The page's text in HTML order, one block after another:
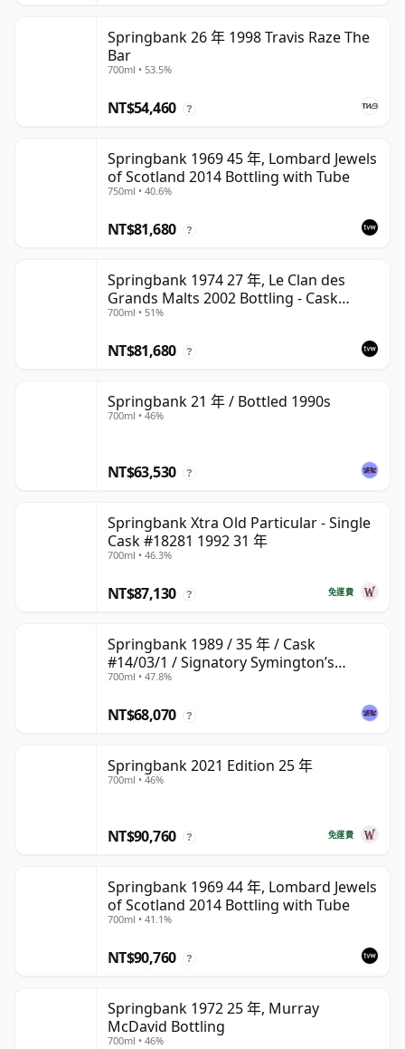
Springbank 26 年 1998 Travis Raze The
Bar
700ml • 53.5%
NT$54,460 ?
Springbank 1969 45 年, Lombard Jewels
of Scotland 2014 Bottling with Tube
750ml • 40.6%
NT$81,680 ?
Springbank 1974 27 年, Le Clan des
Grands Malts 2002 Bottling - Cask
#2284
700ml • 51%
NT$81,680 ?
Springbank 21 年 / Bottled 1990s
700ml • 46%
NT$63,530 ?
Springbank Xtra Old Particular - Single
Cask #18281 1992 31 年
700ml • 46.3%
免運費
NT$87,130 ?
Springbank 1989 / 35 年 / Cask
#14/03/1 / Signatory Symington’s
Choice
700ml • 47.8%
NT$68,070 ?
Springbank 2021 Edition 25 年
700ml • 46%
免運費
NT$90,760 ?
Springbank 1969 44 年, Lombard Jewels
of Scotland 2014 Bottling with Tube
700ml • 41.1%
NT$90,760 ?
Springbank 1972 25 年, Murray
McDavid Bottling
700ml • 46%